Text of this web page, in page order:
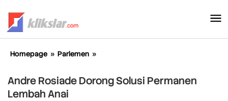
konten
Homepage » Parlemen »
Dorong
Solusi
Andre Rosiade Dorong Solusi Permanen
Lembah Anai